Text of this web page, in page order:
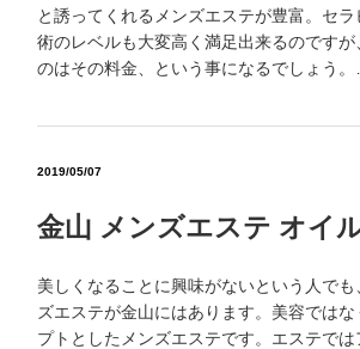
と誘ってくれるメンズエステが豊富。セ
術のレベルも大変高く満足出来るのですが
のはその料金、という事になるでしょう
2019/05/07
金山 メンズエステ オイ
美しくなることに興味がないという人で
ズエステが金山にはあります。美容では
プトとしたメンズエステです。エステで